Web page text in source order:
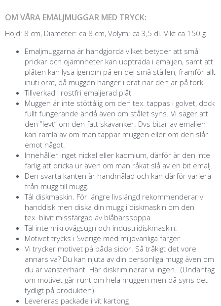
OM VÅRA EMALJMUGGAR MED TRYCK:
Höjd: 8 cm, Diameter: ca 8 cm, Volym: ca 3,5 dl. Vikt ca 150 g
Emaljmuggarna är handgjorda vilket betyder att små
prickar och ojämnheter kan uppträda i emaljen, samt att
plåten kan lysa igenom på en del små ställen, framför allt
inuti örat, då muggen hänger i örat när den är på tork.
Tillverkad i rostfri emaljerad plåt
Muggen är inte stöttålig om den tex. tappas i golvet, dock
fullt fungerande ändå även om stålet syns. Vi säger att
den ”levt” om den fått skavanker. Dvs bitar av emaljen
kan ramla av om man tappar muggen eller om den slår
emot något.
Innehåller inget nickel eller kadmium, därför är den inte
farlig att dricka ur även om man råkat slå av en bit emalj.
Den svarta kanten är handmålad och kan därför variera
från mugg till mugg.
Tål diskmaskin. För längre livslängd rekommenderar vi
handdisk men diska din mugg i diskmaskin om den
tex. blivit missfärgad av blåbärssoppa.
Tål inte mikrovågsugn och industridiskmaskin.
Motivet trycks i Sverige med miljövänliga färger
Vi trycker motivet på båda sidor. Så tråkigt det vore
annars va? Du kan njuta av din personliga mugg även om
du är vänsterhänt. Här diskriminerar vi ingen...(Undantag
om motivet går runt om hela muggen men då syns det
tydligt på produkten)
Levereras packade i vit kartong